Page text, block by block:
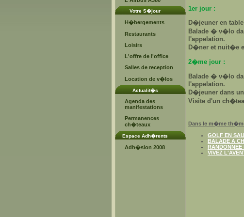
1er jour :
D�jeuner en
Balade � v�lo
l'appelation.
D�ner et nuit�e
2�me jour :
Balade � v�lo
l'appelation.
D�jeuner dans
Visite d'un
Dans le m�me
GOLF EN
BALADE A
RANDONNEE
VIVEZ
Votre S�jour
H�bergements
Restaurants
Loisirs
L'offre de l'office
Salles de reception
Location de v�los
Actualit�s
Agenda des
manifestations
Permanences
ch�teaux
Espace Adh�rents
Adh�sion 2008